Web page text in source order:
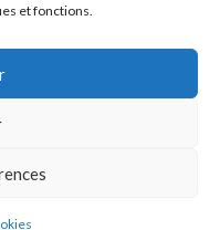
et fonctions.
de ce site.